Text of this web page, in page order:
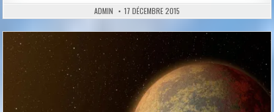
ADMIN 17 DÉCEMBRE 2015
Posted